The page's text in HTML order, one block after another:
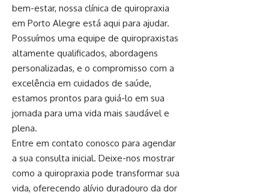
bem-estar, nossa clínica de quiropraxia
em Porto Alegre está aqui para ajudar.
Possuímos uma equipe de quiropraxistas
altamente qualificados, abordagens
personalizadas, e o compromisso com a
excelência em cuidados de saúde,
estamos prontos para guiá-lo em sua
jornada para uma vida mais saudável e
plena.
Entre em contato conosco para agendar
a sua consulta inicial. Deixe-nos mostrar
como a quiropraxia pode transformar sua
vida, oferecendo alívio duradouro da dor